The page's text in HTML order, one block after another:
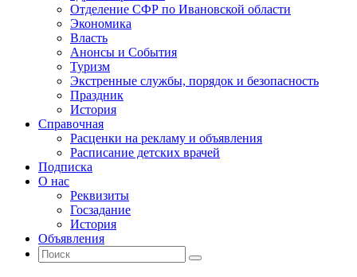
Отделение СФР по Ивановской области
Экономика
Власть
Анонсы и События
Туризм
Экстренные службы, порядок и безопасность
Праздник
История
Справочная
Расценки на рекламу и объявления
Расписание детских врачей
Подписка
О нас
Реквизиты
Госзадание
История
Объявления
Поиск
Искать:
Поиск